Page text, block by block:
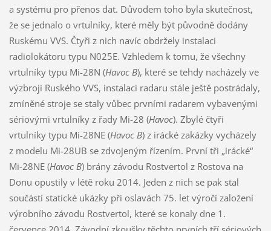
a systému pro přenos dat. Důvodem toho byla skutečnost,
že se jednalo o vrtulníky, které měly být původně dodány
Ruskému VVS. Čtyři z nich navíc obdržely instalaci
radiolokátoru typu N025E. Vzhledem k tomu, že všechny
vrtulníky typu Mi-28N (Havoc B), které se tehdy nacházely ve
výzbroji Ruského VVS, instalaci radaru stále ještě postrádaly,
zmíněné stroje se staly vůbec prvními radarem vybavenými
sériovými vrtulníky z řady Mi-28 (Havoc). Zbylé čtyři
vrtulníky typu Mi-28NE (Havoc B) z irácké zakázky vycházely
z modelu Mi-28UB se zdvojeným řízením. První tři „irácké“
Mi-28NE (Havoc B) brány závodu Rostvertol z Rostova na
Donu opustily v létě roku 2014. Jeden z nich se pak stal
součástí statické ukázky při oslavách 75. let výročí založení
výrobního závodu Rostvertol, které se konaly dne 1.